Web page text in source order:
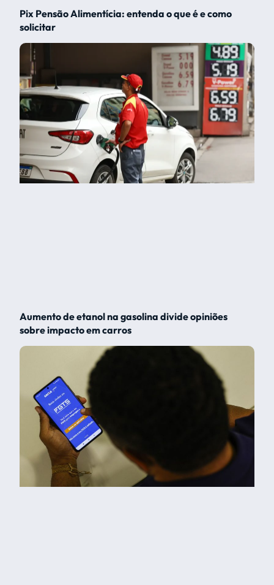
Pix Pensão Alimentícia: entenda o que é e como
solicitar
Aumento de etanol na gasolina divide opiniões
sobre impacto em carros